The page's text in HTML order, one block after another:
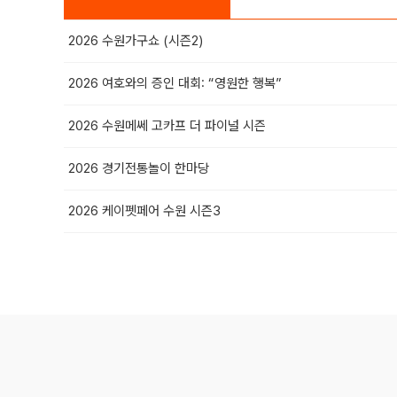
2026 수원가구쇼 (시즌2)
2026 여호와의 증인 대회: “영원한 행복”
2026 수원메쎄 고카프 더 파이널 시즌
2026 경기전통놀이 한마당
2026 케이펫페어 수원 시즌3